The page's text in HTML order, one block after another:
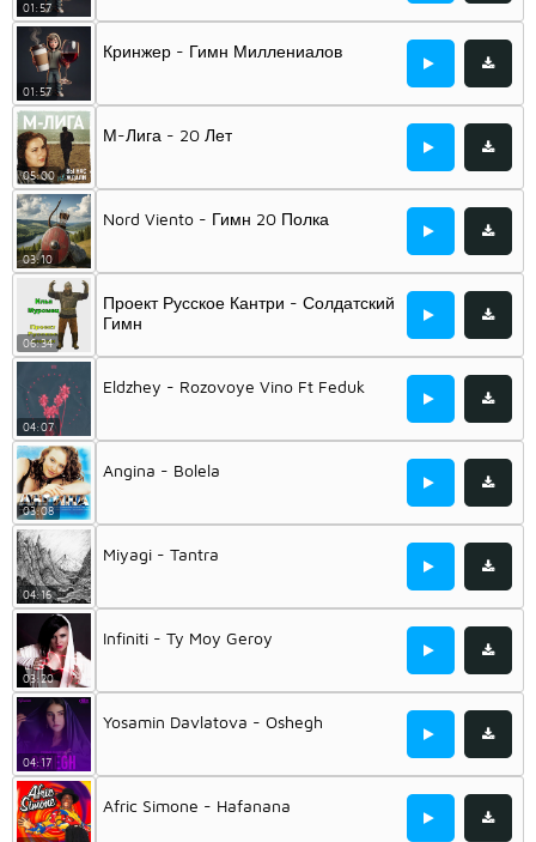
01:57
01:57
Кринжер - Гимн Миллениалов
05:00
М-Лига - 20 Лет
03:10
Nord Viento - Гимн 20 Полка
06:34
Проект Русское Кантри - Солдатский
Гимн
04:07
Eldzhey - Rozovoye Vino Ft Feduk
03:08
Angina - Bolela
04:16
Miyagi - Tantra
03:20
Infiniti - Ty Moy Geroy
04:17
Yosamin Davlatova - Oshegh
Afric Simone - Hafanana